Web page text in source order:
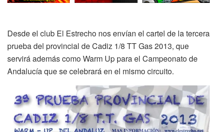
Desde el club El Estrecho nos envían el cartel de la tercera
prueba del provincial de Cadiz 1/8 TT Gas 2013, que
servirá además como Warm Up para el Campeonato de
Andalucía que se celebrará en el mismo circuito.